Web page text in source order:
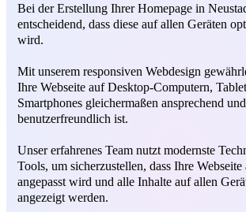
Bei der Erstellung Ihrer Homepage in
entscheidend, dass diese auf allen Geräten
wird.
Mit unserem responsiven Webdesign
Ihre Webseite auf Desktop-Computern,
Smartphones gleichermaßen ansprechend und
benutzerfreundlich ist.
Unser erfahrenes Team nutzt modernste
Tools, um sicherzustellen, dass Ihre Webseite
angepasst wird und alle Inhalte auf allen
angezeigt werden.